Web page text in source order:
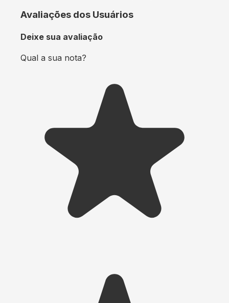
Avaliações dos Usuários
Deixe sua avaliação
Qual a sua nota?